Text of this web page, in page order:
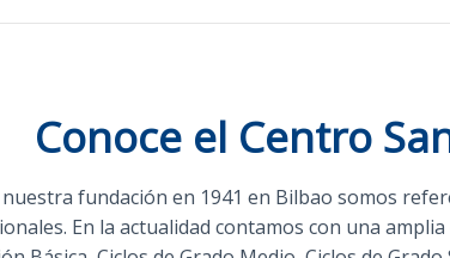
Conoce el Centro
nuestra fundación en 1941 en Bilbao somos
En la actualidad contamos con una